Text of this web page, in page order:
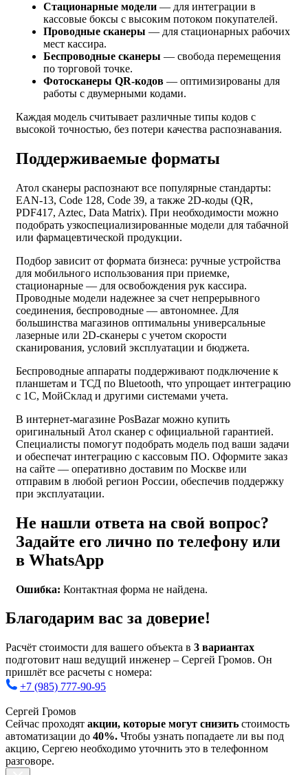
Стационарные модели — для интеграции в
кассовые боксы с высоким потоком покупателей.
Проводные сканеры — для стационарных рабочих
мест кассира.
Беспроводные сканеры — свобода перемещения
по торговой точке.
Фотосканеры QR-кодов — оптимизированы для
работы с двумерными кодами.
Каждая модель считывает различные типы кодов с
высокой точностью, без потери качества распознавания.
Поддерживаемые форматы
Атол сканеры распознают все популярные стандарты:
EAN-13, Code 128, Code 39, а также 2D-коды (QR,
PDF417, Aztec, Data Matrix). При необходимости можно
подобрать узкоспециализированные модели для табачной
или фармацевтической продукции.
Подбор зависит от формата бизнеса: ручные устройства
для мобильного использования при приемке,
стационарные — для освобождения рук кассира.
Проводные модели надежнее за счет непрерывного
соединения, беспроводные — автономнее. Для
большинства магазинов оптимальны универсальные
лазерные или 2D-сканеры с учетом скорости
сканирования, условий эксплуатации и бюджета.
Беспроводные аппараты поддерживают подключение к
планшетам и ТСД по Bluetooth, что упрощает интеграцию
с 1С, МойСклад и другими системами учета.
В интернет-магазине PosBazar можно купить
оригинальный Атол сканер с официальной гарантией.
Специалисты помогут подобрать модель под ваши задачи
и обеспечат интеграцию с кассовым ПО. Оформите заказ
на сайте — оперативно доставим по Москве или
отправим в любой регион России, обеспечив поддержку
при эксплуатации.
Не нашли ответа на свой вопрос?
Задайте его лично по телефону или
в WhatsApp
Ошибка: Контактная форма не найдена.
Благодарим вас за доверие!
Расчёт стоимости для вашего объекта в 3 вариантах
подготовит наш ведущий инженер – Сергей Громов. Он
пришлёт все расчеты с номера:
+7 (985) 777-90-95
Сергей Громов
Сейчас проходят акции, которые могут снизить стоимость
автоматизации до 40%. Чтобы узнать попадаете ли вы под
акцию, Сергею необходимо уточнить это в телефонном
разговоре.